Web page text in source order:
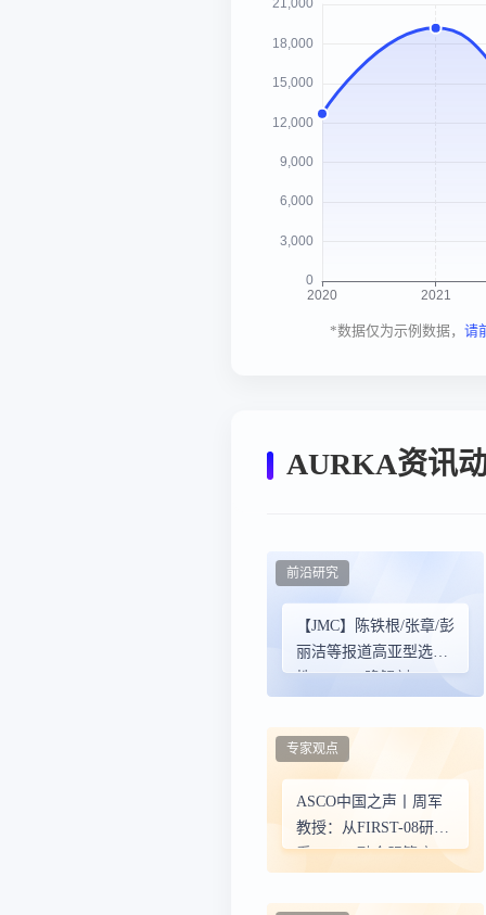
*数据仅为示例数据， 请
AURKA资讯
【JMC】陈铁根/张章/彭
丽洁等报道高亚型选择
性AURKA降解剂CT3，
前沿研究
ASCO中国之声丨周军
教授：从FIRST-08研究
看FGFR2融合胆管癌
程管理
专家观点